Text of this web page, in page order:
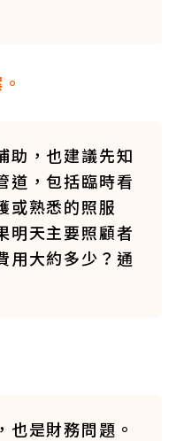
助，也建議先知
道，包括臨時看
或熟悉的照服
明天主要照顧者
用大約多少？通
也是財務問題。